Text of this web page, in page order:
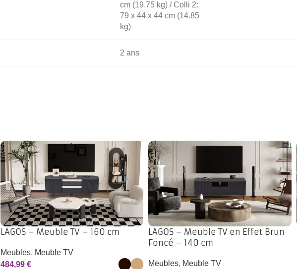
cm (19.75 kg) / Colli 2:
79 x 44 x 44 cm (14.85
kg)
2 ans
LAGOS – Meuble TV – 160 cm
Meubles, Meuble TV
484,99 €
LAGOS – Meuble TV en Effet Brun
Foncé – 140 cm
Meubles, Meuble TV